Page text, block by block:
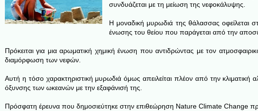
συνδυάζεται με τη μείωση της νεφοκάλυψης.
Η μοναδική μυρωδιά της θάλασσας οφείλεται
ένωσης του θείου που παράγεται από την
Πρόκειται για μια αρωματική χημική ένωση που αντιδρώντας με τoν
διαμόρφωση των νεφών.
Αυτή η τόσο χαρακτηριστική μυρωδιά όμως απειλείται πλέον από την κλιματική
όξυνσης των ωκεανών με την εξαφάνισή της.
Πρόσφατη έρευνα που δημοσιεύτηκε στην επιθεώρηση Nature Climate Change